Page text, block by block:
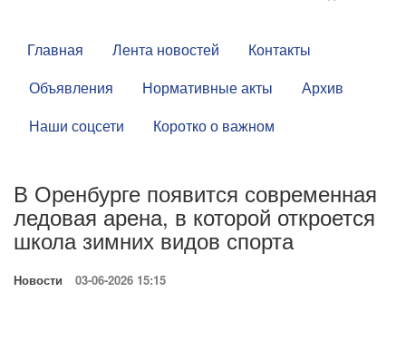
Главная Лента новостей
Контакты
Объявления
Нормативные акты
Архив
Наши соцсети
Коротко о важном
В Оренбурге появится современная
ледовая арена, в которой откроется
школа зимних видов спорта
Новости 03-06-2026 15:15